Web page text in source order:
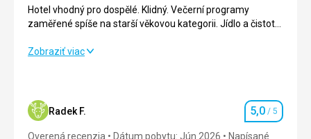
Hotel vhodný pro dospělé. Klidný. Večerní programy
zaměřené spíše na starší věkovou kategorii. Jídlo a čistota
Hotel vhodný pro dospělé. Klidný. Večerní programy
Strava 5,0/ 5
Ubytovanie 3,0
Zobraziť viac
Radek F. Hodnotenie
5,0 / 5
Overená recenzia Dátum pobytu: Jún 2026
Napísané